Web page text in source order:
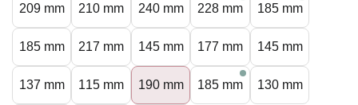
209 mm 210 mm 240 mm 228 mm 185 mm
185 mm 217 mm 145 mm 177 mm 145 mm
137 mm 115 mm 190 mm 185 mm 130 mm